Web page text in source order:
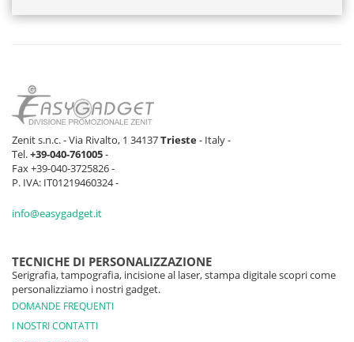
Zenit s.n.c. - Via Rivalto, 1 34137Trieste- Italy -
Tel.+39-040-761005-
Fax +39-040-3725826 -
P. IVA: IT01219460324 -
info@easygadget.it
TECNICHE DI PERSONALIZZAZIONE
Serigrafia, tampografia, incisione al laser, stampa digitale scopri come
personalizziamo i nostri gadget.
DOMANDE FREQUENTI
I NOSTRI CONTATTI